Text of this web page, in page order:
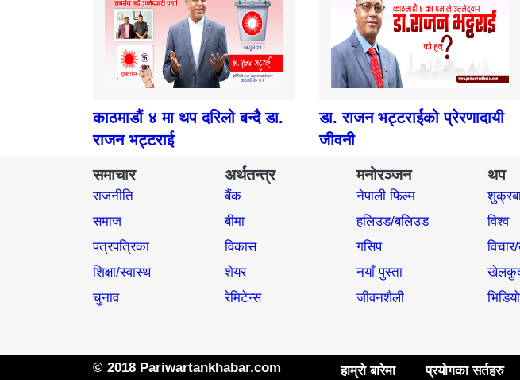
काठमाडौं ४ मा थप दरिलो बन्दै डा.
राजन भट्टराई
डा. राजन भट्टराईको प्रेरणादायी
जीवनी
समाचार
राजनीति
समाज​
पत्रपत्रिका
शिक्षा/स्वास्थ
चुनाव
अर्थतन्त्र
बैंक
बीमा
विकास
शेयर
रेमिटेन्स
मनोरञ्जन
नेपाली फिल्म
हलिउड/बलिउड
गसिप
नयाँ पुस्ता
जीवनशैली
थप
विश्व
भिडियो
© 2018 Pariwartankhabar.com हाम्रो बारेमा प्रयोगका सर्तहरु